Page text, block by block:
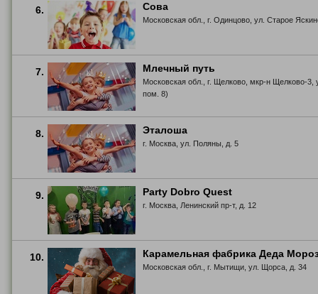
6. Сова
Московская обл., г. Одинцово, ул. Старое
7. Млечный путь
Московская обл., г. Щелково, мкр-н Щелково-3,
пом. 8)
8. Эталоша
г. Москва, ул. Поляны, д. 5
9. Party Dobro Quest
г. Москва, Ленинский пр-т, д. 12
10. Карамельная фабрика Деда
Московская обл., г. Мытищи, ул. Щорса, д. 34